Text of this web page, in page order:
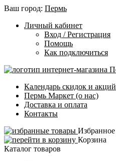
Ваш город: Пермь
Личный кабинет
Вход / Регистрация
Помощь
Как подключиться
Календарь скидок и акций
Пермь Маркет (о нас)
Доставка и оплата
Контакты
Избранное
Корзина
Каталог товаров